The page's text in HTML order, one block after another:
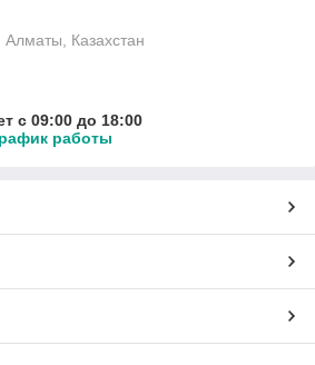
Казахстан
с 09:00 до 18:00
работы